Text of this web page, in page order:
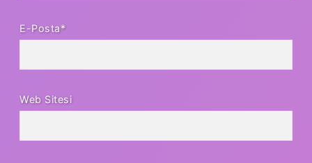
E-Posta*
Web Sitesi